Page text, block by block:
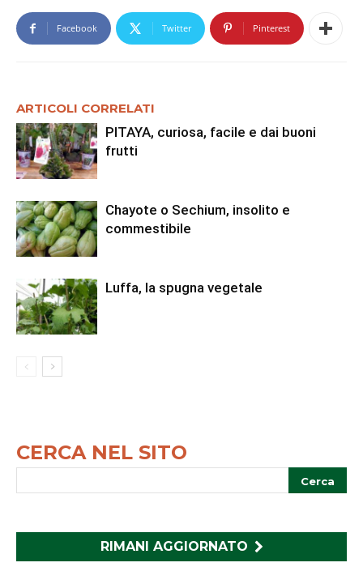
Facebook Twitter Pinterest
ARTICOLI CORRELATI
PITAYA, curiosa, facile e dai buoni
frutti
Chayote o Sechium, insolito e
commestibile
Luffa, la spugna vegetale
CERCA NEL SITO
RIMANI AGGIORNATO